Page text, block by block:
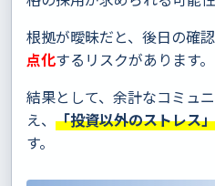
根拠が曖昧だと、後日の確
点化するリスクがあります。
結果として、余計なコミュ
え、 「投資以外のストレス
す。